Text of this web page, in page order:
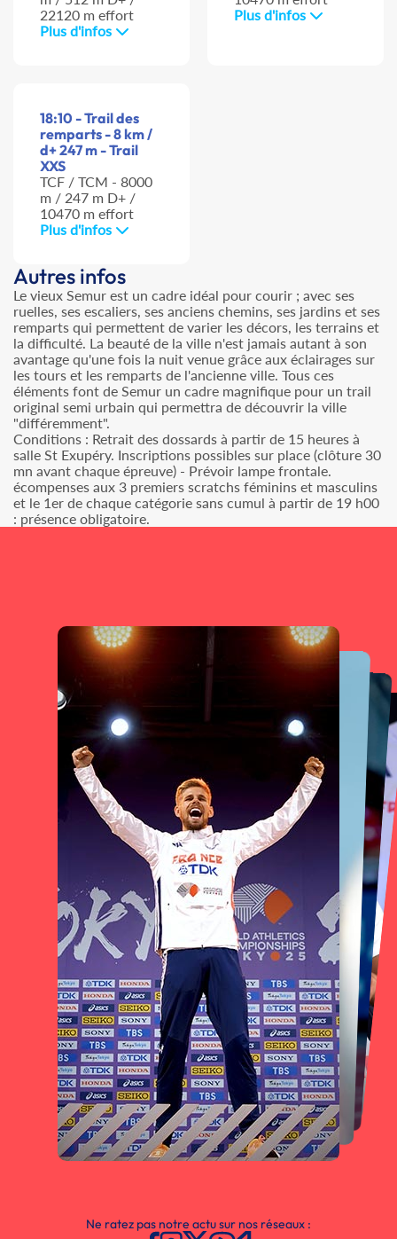
22120 m effort
Plus d'infos
Plus d'infos
18:10 - Trail des
remparts - 8 km /
d+ 247 m - Trail
XXS
TCF / TCM - 8000
m / 247 m D+ /
10470 m effort
Plus d'infos
Autres infos
Le vieux Semur est un cadre idéal pour courir ; avec ses
ruelles, ses escaliers, ses anciens chemins, ses jardins et ses
remparts qui permettent de varier les décors, les terrains et
la difficulté. La beauté de la ville n'est jamais autant à son
avantage qu'une fois la nuit venue grâce aux éclairages sur
les tours et les remparts de l'ancienne ville. Tous ces
éléments font de Semur un cadre magnifique pour un trail
original semi urbain qui permettra de découvrir la ville
"différemment".
Conditions : Retrait des dossards à partir de 15 heures à
salle St Exupéry. Inscriptions possibles sur place (clôture 30
mn avant chaque épreuve) - Prévoir lampe frontale.
écompenses aux 3 premiers scratchs féminins et masculins
et le 1er de chaque catégorie sans cumul à partir de 19 h00
: présence obligatoire.
Ne ratez pas notre actu sur nos réseaux :